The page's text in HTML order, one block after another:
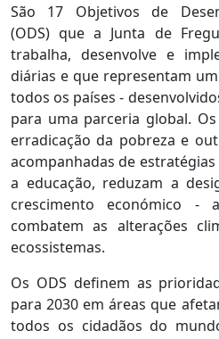
São 17 Objetivos de
(ODS) que a Junta de
trabalha, desenvolve e
diárias e que representam
todos os países -
para uma parceria global.
erradicação da pobreza e
acompanhadas de
a educação, reduzam a
crescimento económico -
combatem as alterações
ecossistemas.
Os ODS definem as
para 2030 em áreas que
todos os cidadãos do